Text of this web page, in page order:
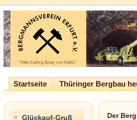
Startseite Thüringer Bergbau
Glückauf-Gruß
Der